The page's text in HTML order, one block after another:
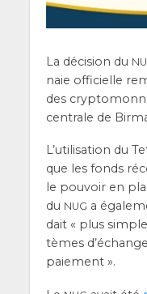
La déci­sion du
naie offi­cielle
des
cen­trale de
L’u­ti­li­sa­tion du
que les fonds
le pou­voir en
du NUG a
dait « plus
tèmes
paiement ».